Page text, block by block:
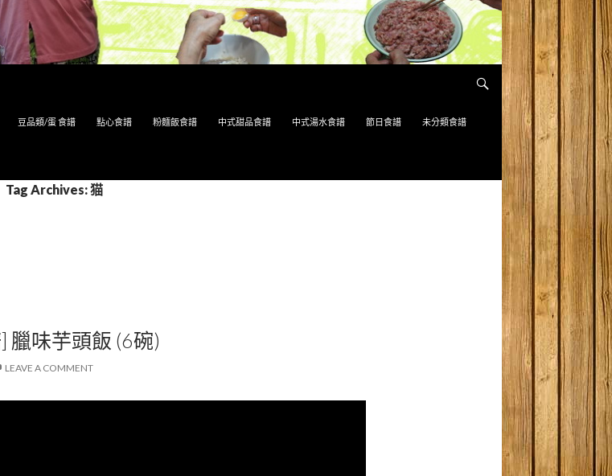
豆品類/蛋 食譜 點心食譜 粉麵飯食譜 中式甜品食譜 中式湯水食譜 節日食譜 未分類食譜
Tag Archives: 猫
臘味芋頭飯 (6碗)
LEAVE A COMMENT